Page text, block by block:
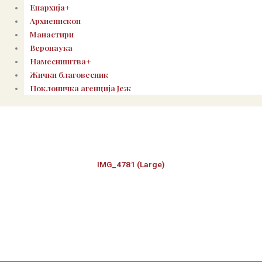
Епархија+
Архиепископ
Манастири
Веронаука
Намесништва+
Жички благовесник
Поклоничка агенција Јеж
IMG_4781 (Large)